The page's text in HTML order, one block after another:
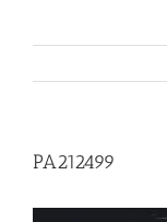
PA212499